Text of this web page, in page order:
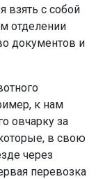
взять с собой
отделении
документов и
к нам
овчарку за
в свою
через
перевозка